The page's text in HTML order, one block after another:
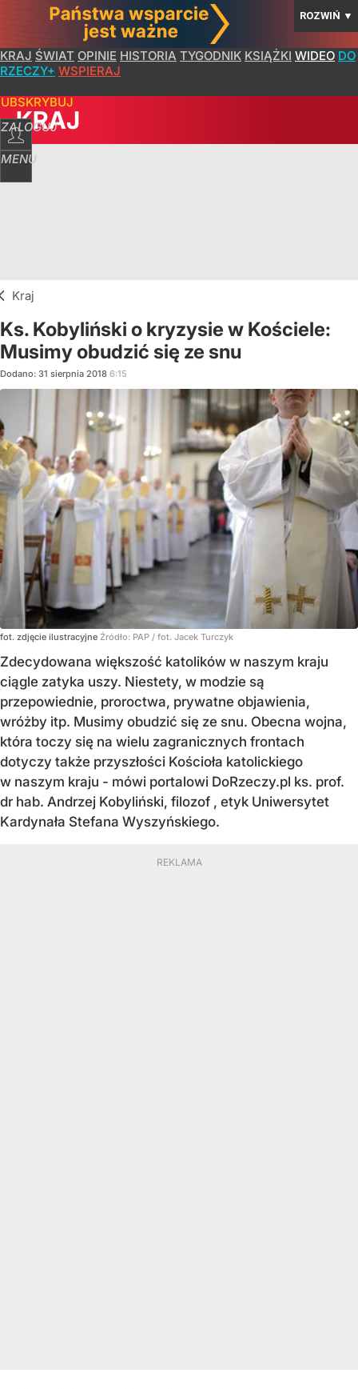
ROZWIŃ ▼
KRAJ ŚWIAT OPINIE HISTORIA TYGODNIK KSIĄŻKI WIDEO DO
RZECZY+ WSPIERAJ
ZALOGUJ
MENU
KRAJ
Kraj
Ks. Kobyliński o kryzysie w Kościele:
Musimy obudzić się ze snu
Dodano: 31 sierpnia 2018 6:15
fot. zdjęcie ilustracyjne Źródło: PAP / fot. Jacek Turczyk
Zdecydowana większość katolików w naszym kraju
ciągle zatyka uszy. Niestety, w modzie są
przepowiednie, proroctwa, prywatne objawienia,
wróżby itp. Musimy obudzić się ze snu. Obecna wojna,
która toczy się na wielu zagranicznych frontach
dotyczy także przyszłości Kościoła katolickiego
w naszym kraju - mówi portalowi DoRzeczy.pl ks. prof.
dr hab. Andrzej Kobyliński, filozof , etyk Uniwersytet
Kardynała Stefana Wyszyńskiego.